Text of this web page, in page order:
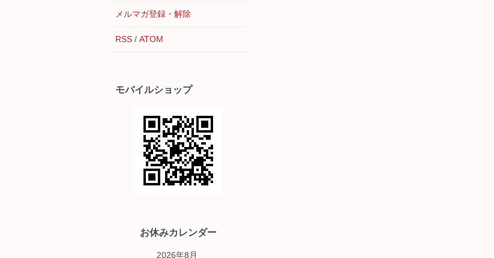
メルマガ登録・解除
RSS / ATOM
モバイルショップ
お休みカレンダー
2026年8月